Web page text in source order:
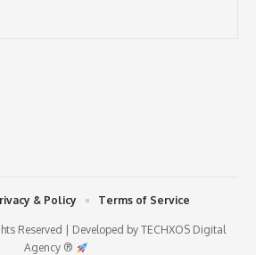
Reserved | Developed by TECHXOS Digital
Agency ®
& Policy Terms of Service